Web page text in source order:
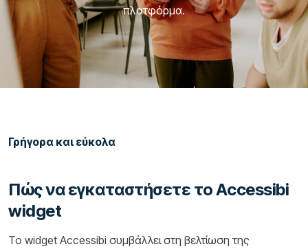
πλατφόρμα.
Γρήγορα και εύκολα
Πώς να εγκαταστήσετε το Accessibi
widget
Το widget Accessibi συμβάλλει στη βελτίωση της